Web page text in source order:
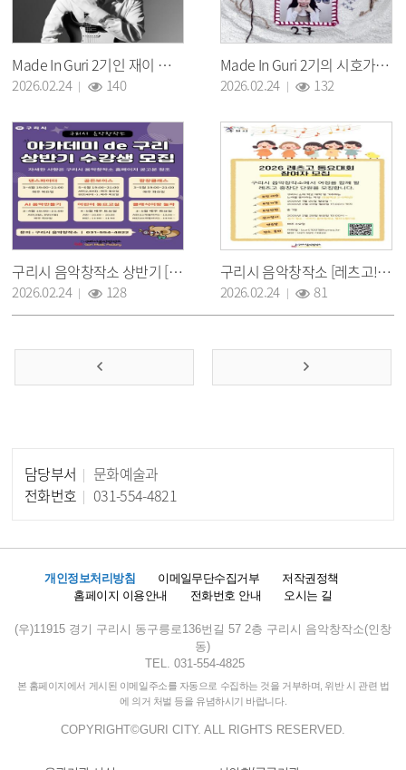
Made In Guri 2기인 재이 신곡 발표
2026.02.24 140
Made In Guri 2기의 시호가 "27" 싱글 발매
2026.02.24 132
구리시 음악창작소 상반기 [아카데미 de 구리] 수강생 모집
2026.02.24 128
구리시 음악창작소 [레츠고!동요대회]신규 참여자 모집
2026.02.24 81
담당부서
문화예술과
전화번호
031-554-4821
개인정보처리방침 이메일무단수집거부
저작권정책
홈페이지 이용안내
전화번호 안내 오시는 길
(우)11915 경기 구리시 동구릉로136번길 57 2층 구리시 음악창작소(인창
동)
TEL. 031-554-4825
본 홈페이지에서 게시된 이메일주소를 자동으로 수집하는 것을 거부하며, 위반 시 관련 법
에 의거 처벌 등을 유념하시기 바랍니다.
COPYRIGHT©GURI CITY. ALL RIGHTS RESERVED.